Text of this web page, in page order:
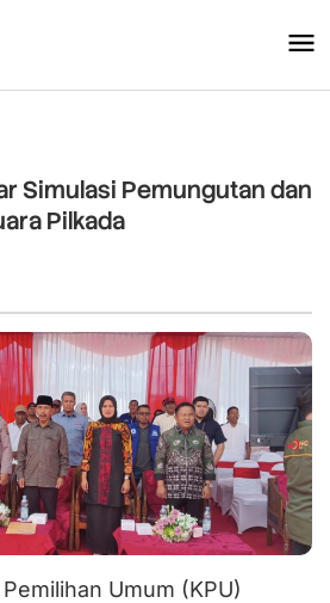
Simulasi Pemungutan dan
Pilkada
Pemilihan Umum (KPU)